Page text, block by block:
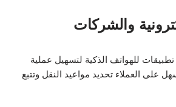
والشركات
للهواتف الذكية لتسهيل عملية
على العملاء تحديد مواعيد النقل وتتبع